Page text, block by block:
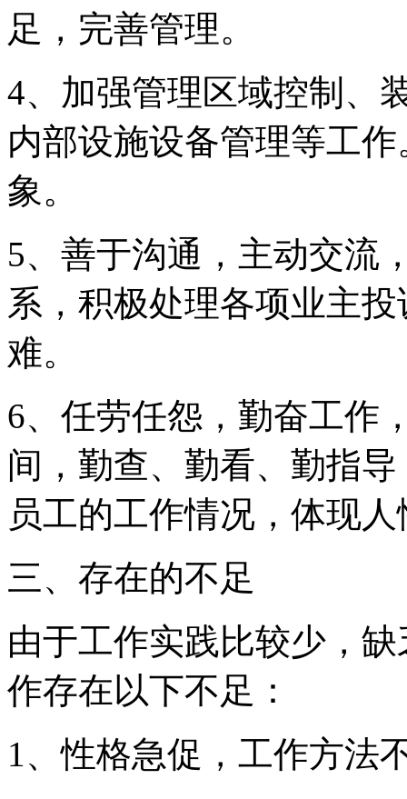
足，完善管理。
4、加强管理区域控制、
内部设施设备管理等工
象。
5、善于沟通，主动交流
系，积极处理各项业主
难。
6、任劳任怨，勤奋工作
间，勤查、勤看、勤指
员工的工作情况，体现
三、存在的不足
由于工作实践比较少，
作存在以下不足：
1、性格急促，工作方法